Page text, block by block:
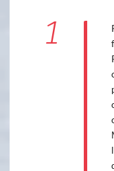
1